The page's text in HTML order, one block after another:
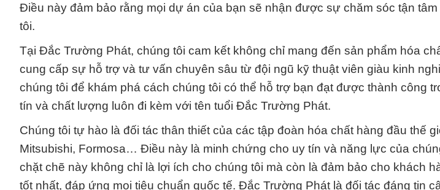
Điều này đảm bảo rằng mọi dự án của bạn sẽ nhận được sự chăm sóc tận
tôi.
Tại Đắc Trường Phát, chúng tôi cam kết không chỉ mang đến sản phẩm hóa
cung cấp sự hỗ trợ và tư vấn chuyên sâu từ đội ngũ kỹ thuật viên giàu kinh
chúng tôi để khám phá cách chúng tôi có thể hỗ trợ bạn đạt được thành công
tín và chất lượng luôn đi kèm với tên tuổi Đắc Trường Phát.
Chúng tôi tự hào là đối tác thân thiết của các tập đoàn hóa chất hàng đầu thế
Mitsubishi, Formosa… Điều này là minh chứng cho uy tín và năng lực của
chặt chẽ này không chỉ là lợi ích cho chúng tôi mà còn là đảm bảo cho khách
tốt nhất, đáp ứng mọi tiêu chuẩn quốc tế. Đắc Trường Phát là đối tác đáng tin